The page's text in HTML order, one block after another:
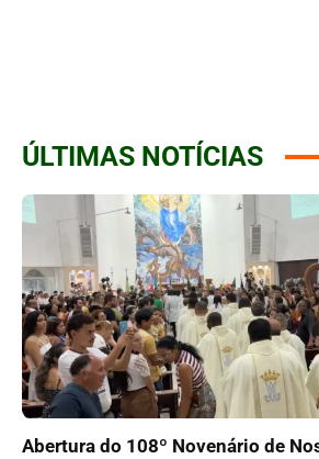
ÚLTIMAS NOTÍCIAS
Abertura do 108º Novenário de